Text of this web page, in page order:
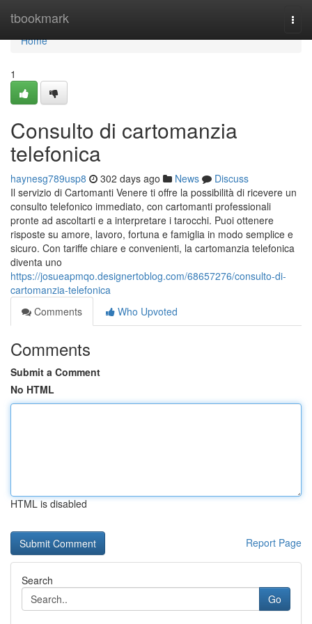
tbookmark
Home
Home
1
Consulto di cartomanzia
telefonica
haynesg789usp8 302 days ago News
Discuss
Il servizio di Cartomanti Venere ti offre la possibilità di ricevere un
consulto telefonico immediato, con cartomanti professionali
pronte ad ascoltarti e a interpretare i tarocchi. Puoi ottenere
risposte su amore, lavoro, fortuna e famiglia in modo semplice e
sicuro. Con tariffe chiare e convenienti, la cartomanzia telefonica
diventa uno
https://josueapmqo.designertoblog.com/68657276/consulto-di-
cartomanzia-telefonica
Comments
Who Upvoted
Comments
Submit a Comment
No HTML
HTML is disabled
Report Page
Search
Go